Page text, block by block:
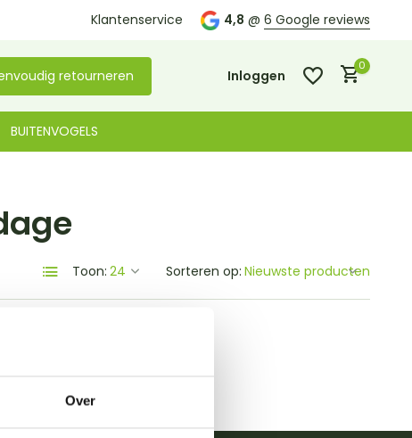
Over
Kom langs in onzewinkel in De Lier
Klantenservice 4,8 @ 6 Google reviews
retourneren Inloggen
0
BUITENVOGELS
Toon: Sorteren op: